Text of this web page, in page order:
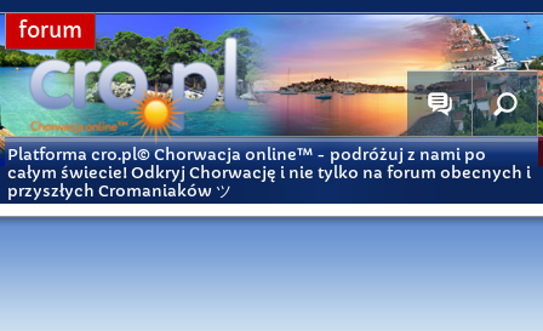
forum
Platforma cro.pl© Chorwacja online™ - podróżuj z nami po
całym świecie! Odkryj Chorwację i nie tylko na forum obecnych i
przyszłych Cromaniaków ツ